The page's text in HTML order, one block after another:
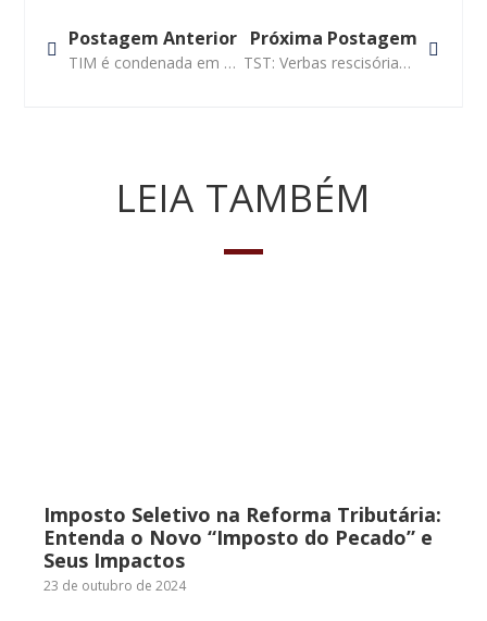
Postagem Anterior
TIM é condenada em R$ 50 milhões por derrubar ligações de clientes
Próxima Postagem
TST: Verbas rescisórias que vencem no sábado podem ser pagas na segunda-feira
LEIA TAMBÉM
Imposto Seletivo na Reforma Tributária:
Entenda o Novo “Imposto do Pecado” e
Seus Impactos
23 de outubro de 2024